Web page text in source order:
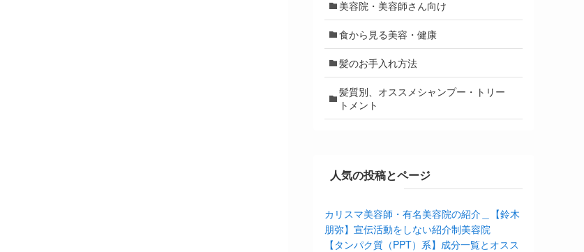
美容院・美容師さん向け
食から見る美容・健康
髪のお手入れ方法
髪質別、オススメシャンプー・トリー
トメント
人気の投稿とページ
カリスマ美容師・有名美容院の紹介＿【鈴木
朋弥】宣伝活動をしない紹介制美容院
【タンパク質（PPT）系】成分一覧とオスス